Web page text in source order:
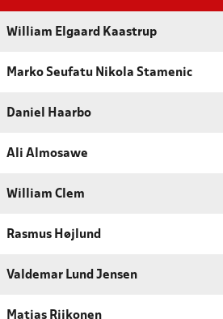
William Elgaard Kaastrup
Marko Seufatu Nikola Stamenic
Daniel Haarbo
Ali Almosawe
William Clem
Rasmus Højlund
Valdemar Lund Jensen
Matias Riikonen